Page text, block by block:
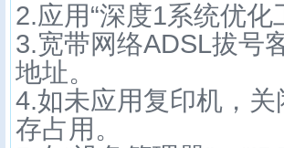
2.应用“深度1系统优
3.宽带网络ADSL拔号
地址。
4.如未应用复印机，
存占用。